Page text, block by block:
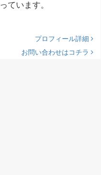
ています。
プロフィール詳細
お問い合わせはコチラ